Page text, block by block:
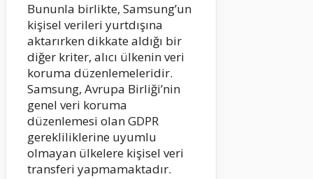
Bununla birlikte, Samsung’un
kişisel verileri yurtdışına
aktarırken dikkate aldığı bir
diğer kriter, alıcı ülkenin veri
koruma düzenlemeleridir.
Samsung, Avrupa Birliği’nin
genel veri koruma
düzenlemesi olan GDPR
gerekliliklerine uyumlu
olmayan ülkelere kişisel veri
transferi yapmamaktadır.